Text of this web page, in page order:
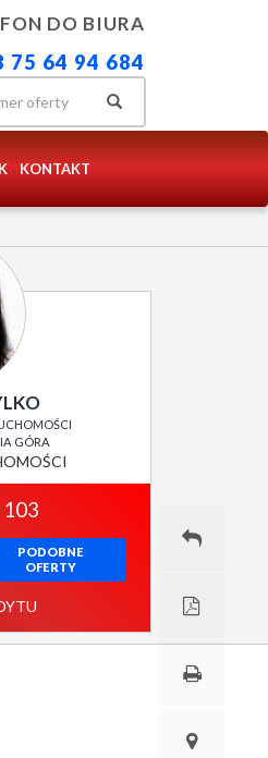
DO BIURA
75 64 94 684
KONTAKT
GÓRA
PODOBNE
OFERTY